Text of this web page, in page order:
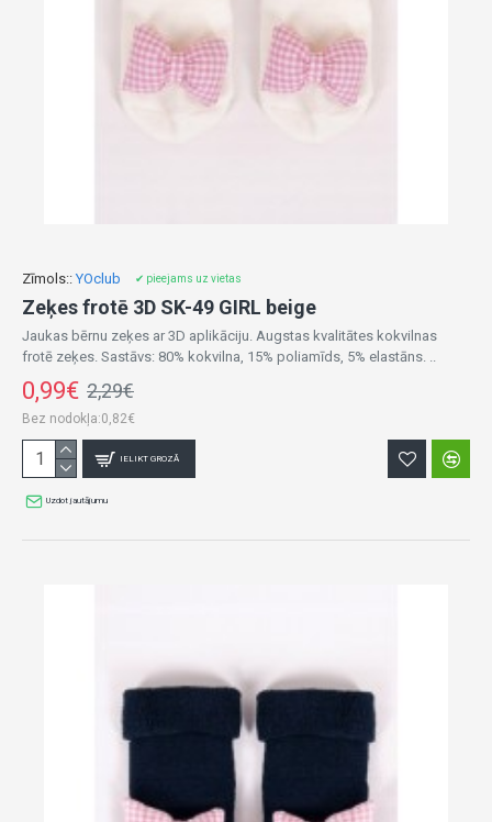
Zīmols:: YOclub ✔ pieejams uz vietas
Zeķes frotē 3D SK-49 GIRL beige
Jaukas bērnu zeķes ar 3D aplikāciju. Augstas kvalitātes kokvilnas
frotē zeķes. Sastāvs: 80% kokvilna, 15% poliamīds, 5% elastāns. ..
0,99€ 2,29€
Bez nodokļa:0,82€
IELIKT GROZĀ
Uzdot jautājumu